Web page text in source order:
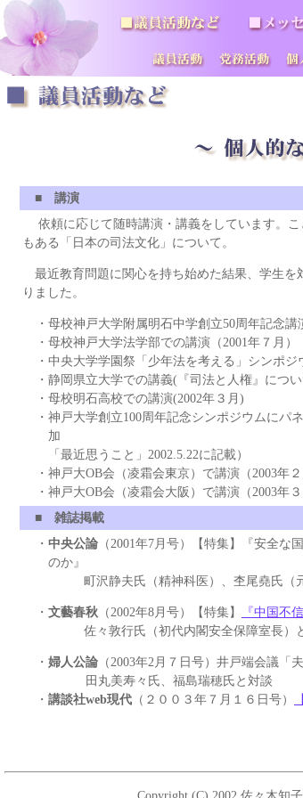
■ 講演
依頼に応じて随時講演・講義をしています。
もある「日本の司法文化」について。
最近教育問題に関心を持ち始めた結果、学生を
りました。
・ 母校神戸大学附属明石中学創立50周年記念講
・ 母校神戸大学法学部での講演（2001年７月）
・ 中央大学学園祭「少年法を考える」シンポジ
・ 静岡県立大学での講義(『司法と人権』につ
・ 母校明石高校での講演(2002年３月)
・ 神戸大学創立100周年記念シンポジウムにパ
加 (2002
「最近思うこと」2002.5.22に記載）
・ 神戸大OB会（凌霜会東京）で講演（2003年２
・ 神戸大OB会（凌霜会大阪）で講演（2003年３
■ 雑誌掲載
・ 中央公論 （2001年7月号）【特集】『安全な
のか』
町沢静夫氏（精神科医）、杢尾堯氏（
・ 文藝春秋 （2002年8月号）【特集】
『中国不
佐々敦行氏（初代内閣安全保障室長）
・ 婦人公論 （2003年2月７日号）井戸端会議
田丸美寿々氏、福島瑞穂氏と対談
・ 講談社web現代 （２００３年７月１６日号）